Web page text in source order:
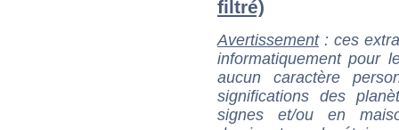
filtré)
Avertissement: ces
informatiquement pour
aucun caractère
significations des
signes et/ou en